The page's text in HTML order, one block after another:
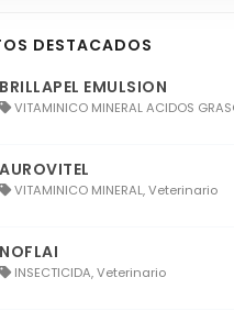
DESTACADOS
BRILLAPEL EMULSION
VITAMINICO MINERAL ACIDOS
AUROVITEL
VITAMINICO MINERAL, Veterinario
NOFLAI
INSECTICIDA, Veterinario